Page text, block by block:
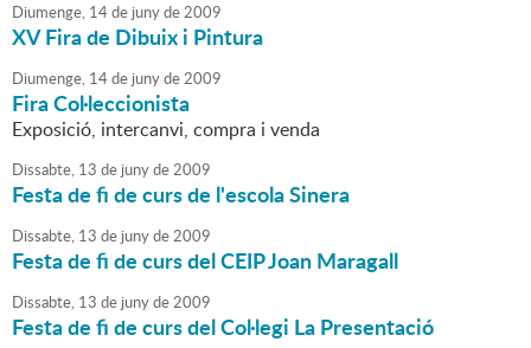
Diumenge, 14de junyde2009
XV Fira de Dibuix i Pintura
Diumenge, 14de junyde2009
Fira Col·leccionista
Exposició, intercanvi, compra i venda
Dissabte, 13 de junyde2009
Festa de fi de curs de l'escola Sinera
Dissabte, 13 de junyde2009
Festa de fi de curs del CEIP Joan Maragall
Dissabte, 13 de junyde2009
Festa de fi de curs del Col·legi La Presentació